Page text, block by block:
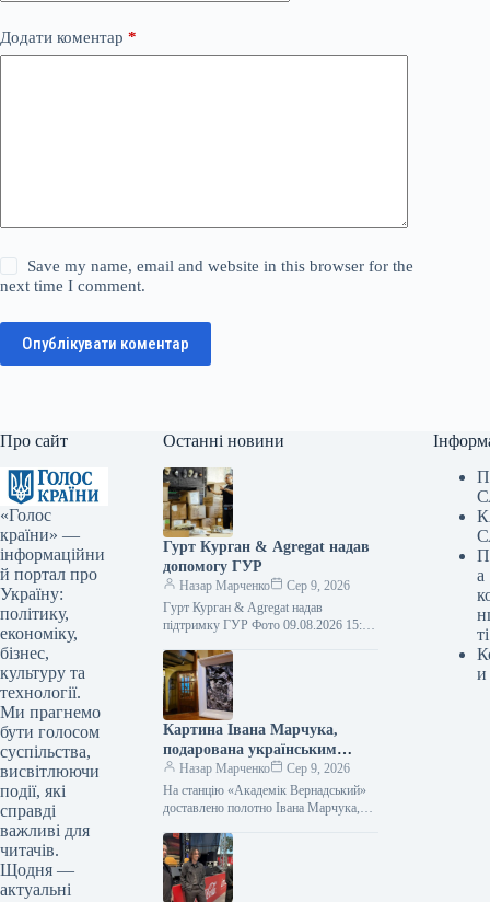
Додати коментар *
Save my name, email and website in this browser for the
next time I comment.
Опублікувати коментар
Про сайт
«Голос
країни» —
інформаційни
й портал про
Україну:
політику,
економіку,
бізнес,
культуру та
технології.
Ми прагнемо
бути голосом
суспільства,
висвітлюючи
події, які
справді
важливі для
читачів.
Щодня —
актуальні
Останні новини
Гурт Курган & Agregat надав
допомогу ГУР
Назар Марченко
Сер 9, 2026
Гурт Курган & Agregat надав
підтримку ГУР Фото 09.08.2026 15:11
підрозділу ГУР МО «Артан»
отримали чергову допомогу…
Картина Івана Марчука,
подарована українським
полярникам, прибула на
станцію «Академік
Вернадський».
Назар Марченко
Сер 9, 2026
На станцію «Академік Вернадський»
доставлено полотно Івана Марчука,
полярникам Фото 09.08.2026 15:27
Укрінформ На антарктичну станцію…
а
ті
и